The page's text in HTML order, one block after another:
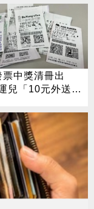
中獎清冊出
兒「10元外送
千萬大獎